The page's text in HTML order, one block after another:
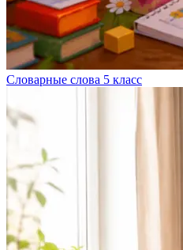
Словарные слова 5 класс